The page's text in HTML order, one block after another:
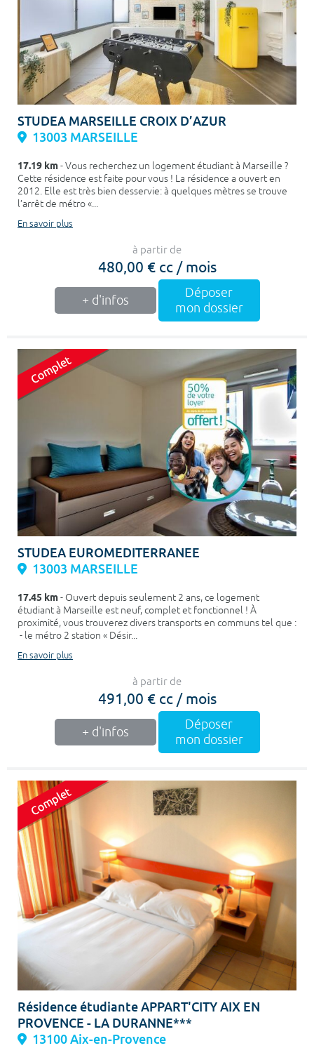
STUDEA MARSEILLE CROIX D’AZUR
13003 MARSEILLE
17.19 km- Vous recherchez un logement étudiant à Marseille ?
Cette résidence est faite pour vous ! La résidence a ouvert en
2012. Elle est très bien desservie: à quelques mètres se trouve
l’arrêt de métro «...
En savoir plus
à partir de
480,00 € cc / mois
+ d'infos
Déposer
mon dossier
STUDEA EUROMEDITERRANEE
13003 MARSEILLE
17.45 km- Ouvert depuis seulement 2 ans, ce logement
étudiant à Marseille est neuf, complet et fonctionnel ! À
proximité, vous trouverez divers transports en communs tel que :
- le métro 2 station « Désir...
En savoir plus
à partir de
491,00 € cc / mois
+ d'infos
Déposer
mon dossier
Résidence étudiante APPART'CITY AIX EN
PROVENCE - LA DURANNE***
13100 Aix-en-Provence